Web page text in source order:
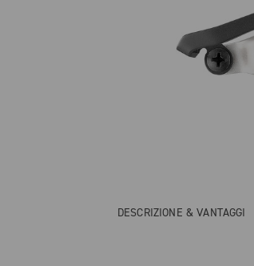
DESCRIZIONE & VANTAGGI